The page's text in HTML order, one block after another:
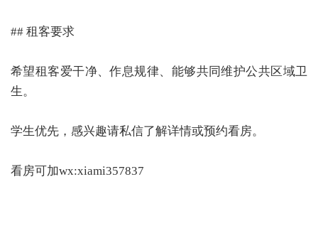
## 租客要求
希望租客爱干净、作息规律、能够共同维护公共区域卫
生。
学生优先，感兴趣请私信了解详情或预约看房。
看房可加wx:xiami357837